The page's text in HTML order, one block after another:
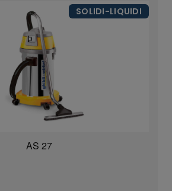
AS 27
SOLIDI-LIQUIDI